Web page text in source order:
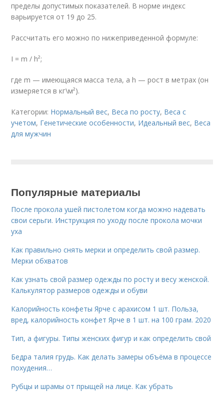
пределы допустимых показателей. В норме индекс
варьируется от 19 до 25.
Рассчитать его можно по нижеприведенной формуле:
I = m / h²;
где m — имеющаяся масса тела, а h — рост в метрах (он
измеряется в кг\м²).
Категории: Нормальный вес, Веса по росту, Веса с
учетом, Генетические особенности, Идеальный вес, Веса
для мужчин
Популярные материалы
После прокола ушей пистолетом когда можно надевать
свои серьги. Инструкция по уходу после прокола мочки
уха
Как правильно снять мерки и определить свой размер.
Мерки обхватов
Как узнать свой размер одежды по росту и весу женской.
Калькулятор размеров одежды и обуви
Калорийность конфеты Ярче с арахисом 1 шт. Польза,
вред, калорийность конфет Ярче в 1 шт. на 100 грам. 2020
Тип, а фигуры. Типы женских фигур и как определить свой
Бедра талия грудь. Как делать замеры объёма в процессе
похудения…
Рубцы и шрамы от прыщей на лице. Как убрать